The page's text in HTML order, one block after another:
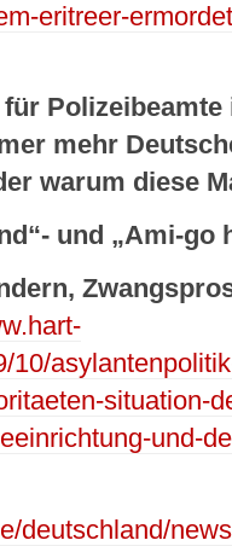
eritreer-
mehr
warum diese
und „Ami-go
10/
situation-
und-
deutschland/